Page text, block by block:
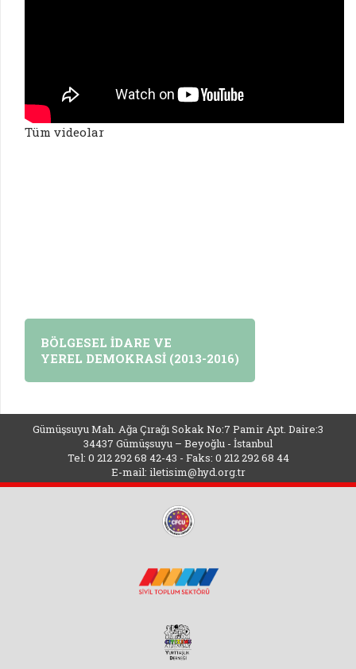
Tüm videolar
BÖLGESEL İDARE VE
YEREL DEMOKRASİ (2013-2016)
Gümüşsuyu Mah. Ağa Çırağı Sokak No:7 Pamir Apt. Daire:3
34437 Gümüşsuyu – Beyoğlu - İstanbul
Tel: 0 212 292 68 42-43 - Faks: 0 212 292 68 44
E-mail: iletisim@hyd.org.tr